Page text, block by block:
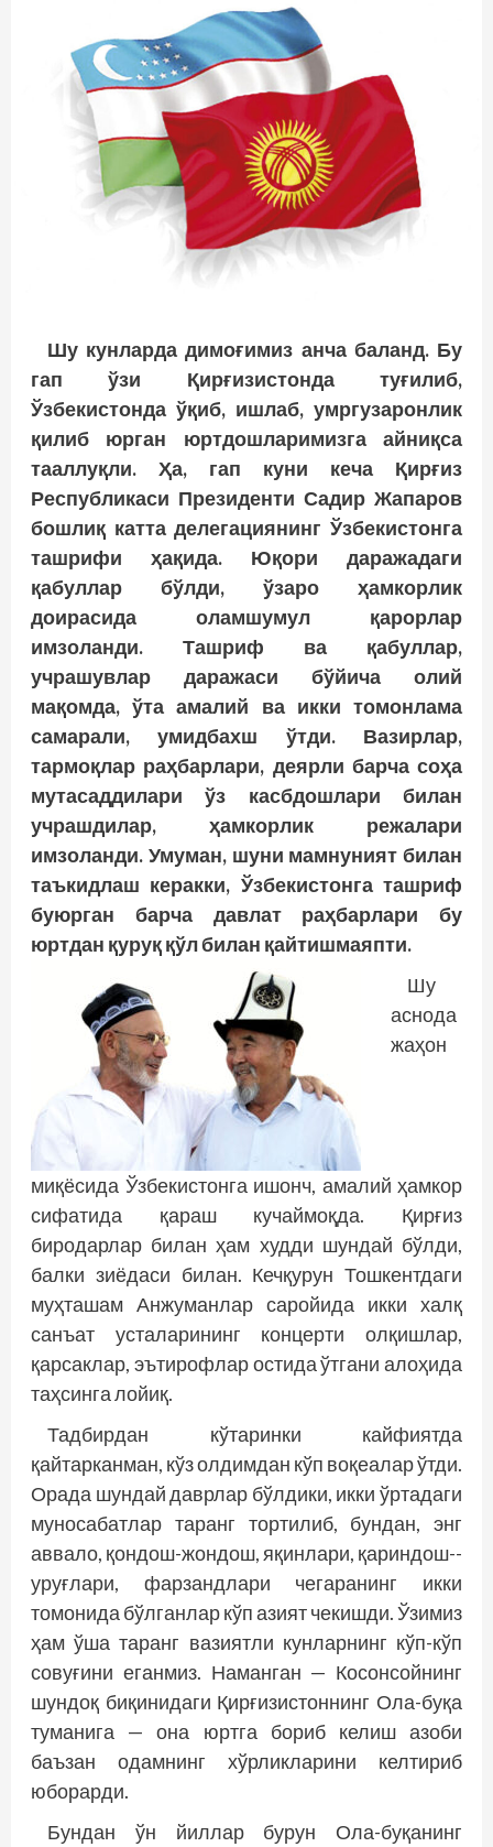
Шу кунларда димоғимиз анча баланд. Бу
гап ўзи Қирғизистонда туғилиб,
Ўзбекистонда ўқиб, ишлаб, умргузаронлик
қилиб юрган юртдошларимизга айниқса
тааллуқли. Ҳа, гап куни кеча Қирғиз
Республикаси Президенти Садир Жапаров
бошлиқ катта делегациянинг Ўзбекистонга
ташрифи ҳақида. Юқори даражадаги
қабуллар бўлди, ўзаро ҳамкорлик
доирасида оламшумул қарорлар
имзоланди. Ташриф ва қабуллар,
учрашувлар даражаси бўйича олий
мақомда, ўта амалий ва икки томонлама
самарали, умидбахш ўтди. Вазирлар,
тармоқлар раҳбарлари, деярли барча соҳа
мутасаддилари ўз касбдошлари билан
учрашдилар, ҳамкорлик режалари
имзоланди. Умуман, шуни мамнуният билан
таъкидлаш керакки, Ўзбекистонга ташриф
буюрган барча давлат раҳбарлари бу
юртдан қуруқ қўл билан қайтишмаяпти.
Шу
аснода
жаҳон
миқёсида Ўзбекистонга ишонч, амалий ҳамкор
сифатида қараш кучаймоқда. Қирғиз
биродарлар билан ҳам худди шундай бўлди,
балки зиё­даси билан. Кечқурун Тошкентдаги
муҳташам Анжуманлар саройида икки халқ
санъат усталарининг концерти олқишлар,
қарсаклар, эътирофлар остида ўтгани алоҳида
таҳсинга лойиқ.
Тадбирдан кўтаринки кайфиятда
қайтарканман, кўз олдимдан кўп воқеалар ўтди.
Орада шундай даврлар бўлдики, икки ўртадаги
муносабатлар таранг тортилиб, бундан, энг
аввало, қондош-жондош, яқинлари, қариндош-­
уруғлари, фарзандлари чегаранинг икки
томонида бўлганлар кўп азият чекишди. Ўзимиз
ҳам ўша таранг вазиятли кунларнинг кўп-кўп
совуғини еганмиз. Наманган — Косонсойнинг
шундоқ биқинидаги Қирғизистоннинг Ола-буқа
туманига — она юртга бориб келиш азоби
баъзан одамнинг хўрликларини келтириб
юборарди.
Бундан ўн йиллар бурун Ола-буқанинг